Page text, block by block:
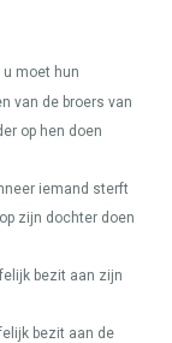
u moet hun
van de broers van
op hen doen
iemand sterft
zijn dochter doen
bezit aan zijn
bezit aan de